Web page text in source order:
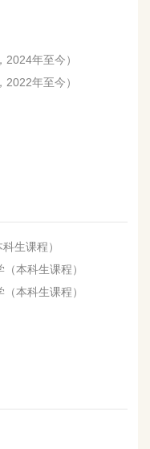
年至今）
年至今）
生课程）
本科生课程）
本科生课程）